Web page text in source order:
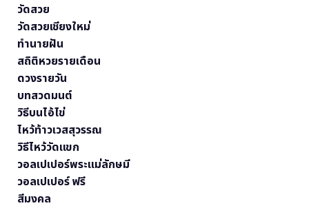
วัดสวย
วัดสวยเชียงใหม่
ทำนายฝัน
สถิติหวยรายเดือน
ดวงรายวัน
บทสวดมนต์
วิธีบนไอ้ไข่
ไหว้ท้าวเวสสุวรรณ
วิธีไหว้วัดแขก
วอลเปเปอร์พระแม่ลักษมี
วอลเปเปอร์ ฟรี
สีมงคล